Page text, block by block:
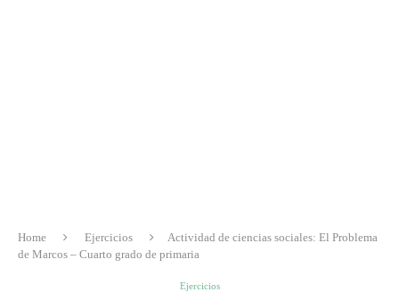
Home Ejercicios
Actividad de ciencias sociales: El Problema
de Marcos – Cuarto grado de primaria
Ejercicios